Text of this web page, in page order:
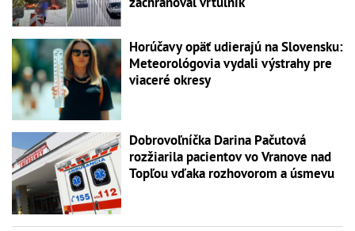
Horúčavy opäť udierajú na Slovensku:
Meteorológovia vydali výstrahy pre
viaceré okresy
Dobrovoľníčka Darina Pačutová
rozžiarila pacientov vo Vranove nad
Topľou vďaka rozhovorom a úsmevu